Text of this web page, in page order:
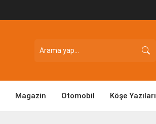
Magazin Otomobil Köşe Yazıları